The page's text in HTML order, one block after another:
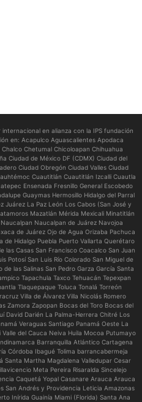
en alianza con la IPS fundación
en: Acapulco Aguascalientes Apodaca
Chetumal Chicoloapan Chihuahua
Ciudad de México DF (CDMX) Ciudad del
Ciudad Obregón Ciudad Valles Ciudad
Cuautitlán Cuautitlán Izcalli Cuautla
Ensenada Fresnillo General Escobedo
Guaymas Hermosillo Hidalgo del Parral
La Paz León Los Cabos (San José y
Mazatlán Mérida Mexicali Minatitlán
Naucalpan de Juárez Navojoa
de Juárez Ojo de Agua Orizaba Pachuca
de Hidalgo Puebla Puerto Vallarta Querétaro
las Casas San Francisco Coacalco San Juan
Potosí San Luis Río Colorado San Miguel de
las Salinas San Pedro Garza García Santa
Tapachula Taxco Tehuacán Tepexpan
Tlaquepaque Toluca Tonalá Torreón
Villa de Álvarez Villa Nicolás Romero
Zamora Zapopan Bocas del Toro Bocas del
David Darién La Palma-Herrera Chitré Los
Veraguas Santiago Panamá Oeste La
del Cauca Neiva Huila Mocoa Putumayo
Barranquilla Atlántico Cartagena
Córdoba Ibagué Tolima barrancabermeja
Martha Magdalena Valledupar Cesar
Meta Pereira Risaralda Sincelejo
Caquetá Yopal Casanare Arauca Arauca
San Andrés y Providencia Leticia Amazonas
Inírida Guainía Miami (Florida) Santa Ana